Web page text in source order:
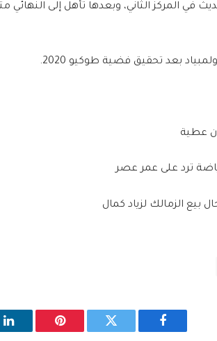
في المركز الثاني، وبعدها تأهل إلى النهائي
بعد تحقيق فضية طوكيو 2020.
عطية
ترد على عمر عصر
فيسبوك تويتر بينتيريست